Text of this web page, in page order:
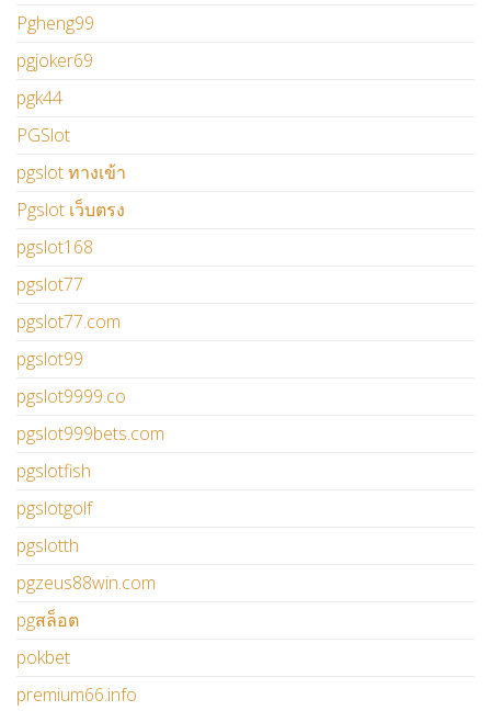
Pgheng99
pgjoker69
pgk44
PGSlot
pgslot ทางเข้า
Pgslot เว็บตรง
pgslot168
pgslot77
pgslot77.com
pgslot99
pgslot9999.co
pgslot999bets.com
pgslotfish
pgslotgolf
pgslotth
pgzeus88win.com
pgสล็อต
pokbet
premium66.info